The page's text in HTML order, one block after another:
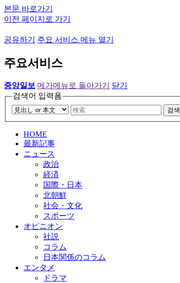
본문 바로가기
이전 페이지로 가기
공유하기 주요 서비스 메뉴 열기
주요서비스
중앙일보 메가메뉴로 돌아가기
닫기
검색어 입력폼
검색
HOME
最新記事
ニュース
政治
経済
国際・日本
北朝鮮
社会・文化
スポーツ
オピニオン
社説
コラム
日本関係のコラム
エンタメ
ドラマ